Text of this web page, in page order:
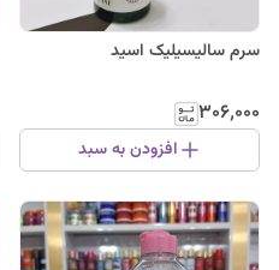
سرم سالیسیلیک اسید
۳۰۶٬۰۰۰
افزودن به سبد